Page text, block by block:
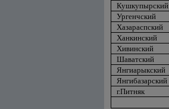
Кушкупырский
Ургенчский
Хазараспский
Ханкинский
Хивинский
Шаватский
Янгиарыкский
Янгибазарский
г.Питняк